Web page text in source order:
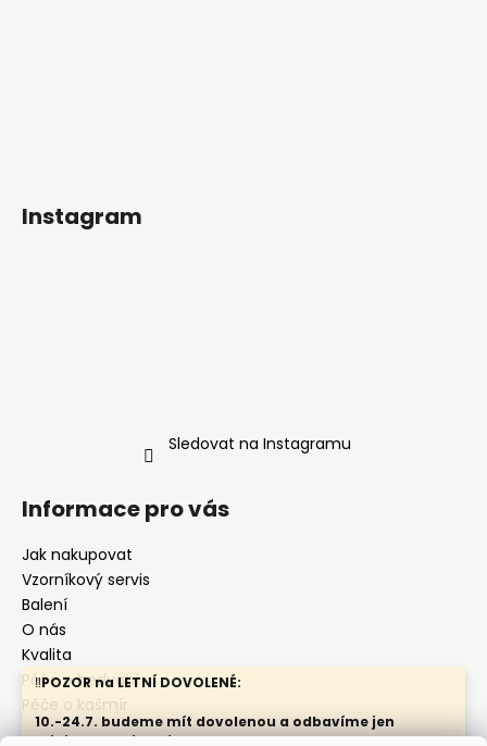
‼️POZOR na LETNÍ DOVOLENÉ:
10.-24.7. budeme mít dovolenou a odbavíme jen
minimum objednávek
Instagram
Sledovat na Instagramu
Informace pro vás
Jak nakupovat
Vzorníkový servis
Balení
O nás
Kvalita
Péče o hedvábí
Péče o kašmír